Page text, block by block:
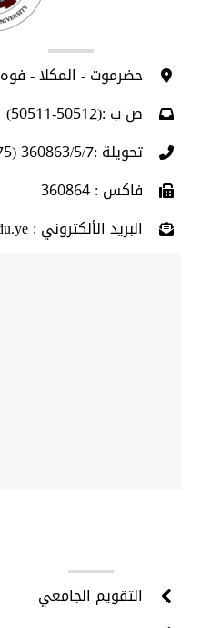
حضرموت - المكلا - فوه
ص ب :(50512-50511)
تحويلة :360863/5/7 (009675)
فاكس : 360864
البريد الألكتروني : info@hu.edu.ye
التقويم الجامعي